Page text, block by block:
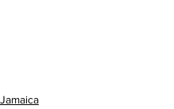
Jamaica